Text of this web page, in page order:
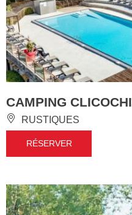
CAMPING
RUSTIQUES
RÉSERVER